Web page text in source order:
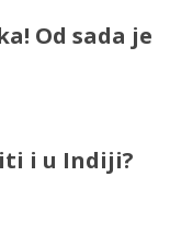
Od sada je
i u Indiji?